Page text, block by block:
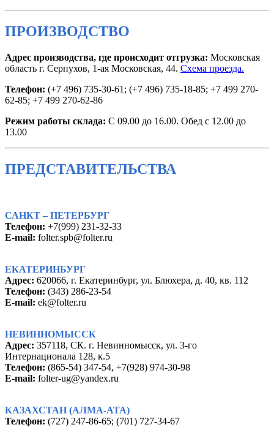
ПРОИЗВОДСТВО
Адрес производства, где происходит отгрузка: Московская
область г. Серпухов, 1-ая Московская, 44. Схема проезда.
Телефон: (+7 496) 735-30-61; (+7 496) 735-18-85; +7 499 270-
62-85; +7 499 270-62-86
Режим работы склада: С 09.00 до 16.00. Обед с 12.00 до
13.00
ПРЕДСТАВИТЕЛЬСТВА
САНКТ – ПЕТЕРБУРГ
Телефон: +7(999) 231-32-33
E-mail: folter.spb@folter.ru
ЕКАТЕРИНБУРГ
Адрес: 620066, г. Екатеринбург, ул. Блюхера, д. 40, кв. 112
Телефон: (343) 286-23-54
E-mail: ek@folter.ru
НЕВИННОМЫССК
Адрес: 357118, СК. г. Невинномысск, ул. 3-го
Интернационала 128, к.5
Телефон: (865-54) 347-54, +7(928) 974-30-98
E-mail: folter-ug@yandex.ru
КАЗАХСТАН (АЛМА-АТА)
Телефон: (727) 247-86-65; (701) 727-34-67